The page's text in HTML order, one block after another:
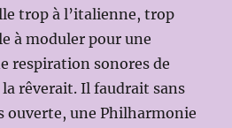
trop à l’italienne, trop
à moduler pour une
respiration sonores de
rêverait. Il faudrait sans
ouverte, une Philharmonie